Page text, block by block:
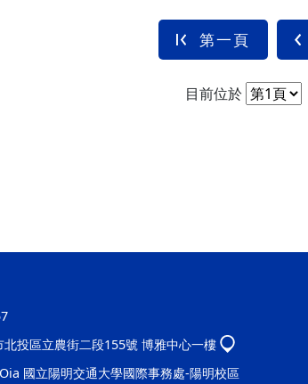
第一頁
目前位於
北投區立農街二段155號 博雅中心一樓
國立陽明交通大學國際事務處-陽明校區